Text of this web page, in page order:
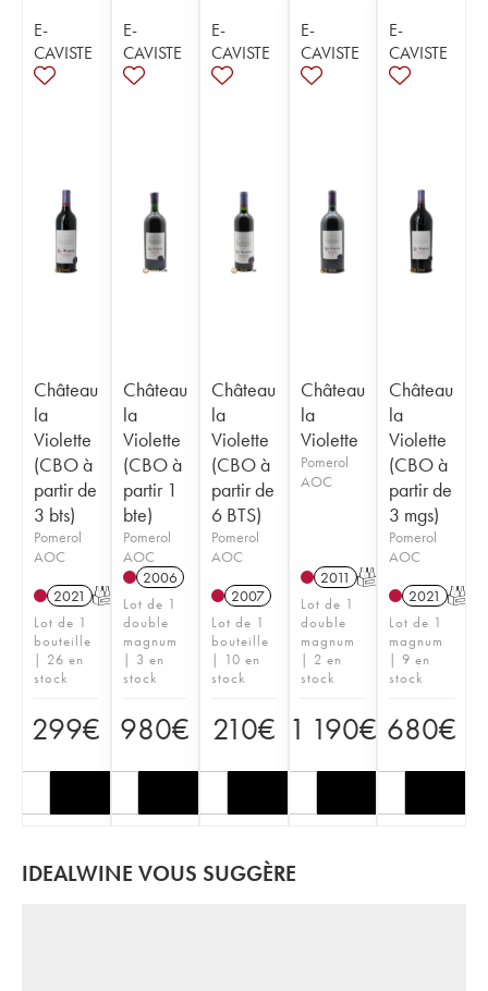
E-
CAVISTE
Château
la
Violette
(CBO à
partir de
3 bts)
Pomerol
AOC
2021 T
Lot de 1
bouteille
| 26 en
stock
299€
E-
CAVISTE
Château
la
Violette
(CBO à
partir 1
bte)
Pomerol
AOC
2006
Lot de 1
double
magnum
| 3 en
stock
980€
E-
CAVISTE
Château
la
Violette
(CBO à
partir de
6 BTS)
Pomerol
AOC
2007
Lot de 1
bouteille
| 10 en
stock
210€
E-
CAVISTE
Château
la
Violette
Pomerol
AOC
2011 T
Lot de 1
double
magnum
| 2 en
stock
1 190€
E-
CAVISTE
Château
la
Violette
(CBO à
partir de
3 mgs)
Pomerol
AOC
2021 T
Lot de 1
magnum
| 9 en
stock
680€
IDEALWINE VOUS SUGGÈRE